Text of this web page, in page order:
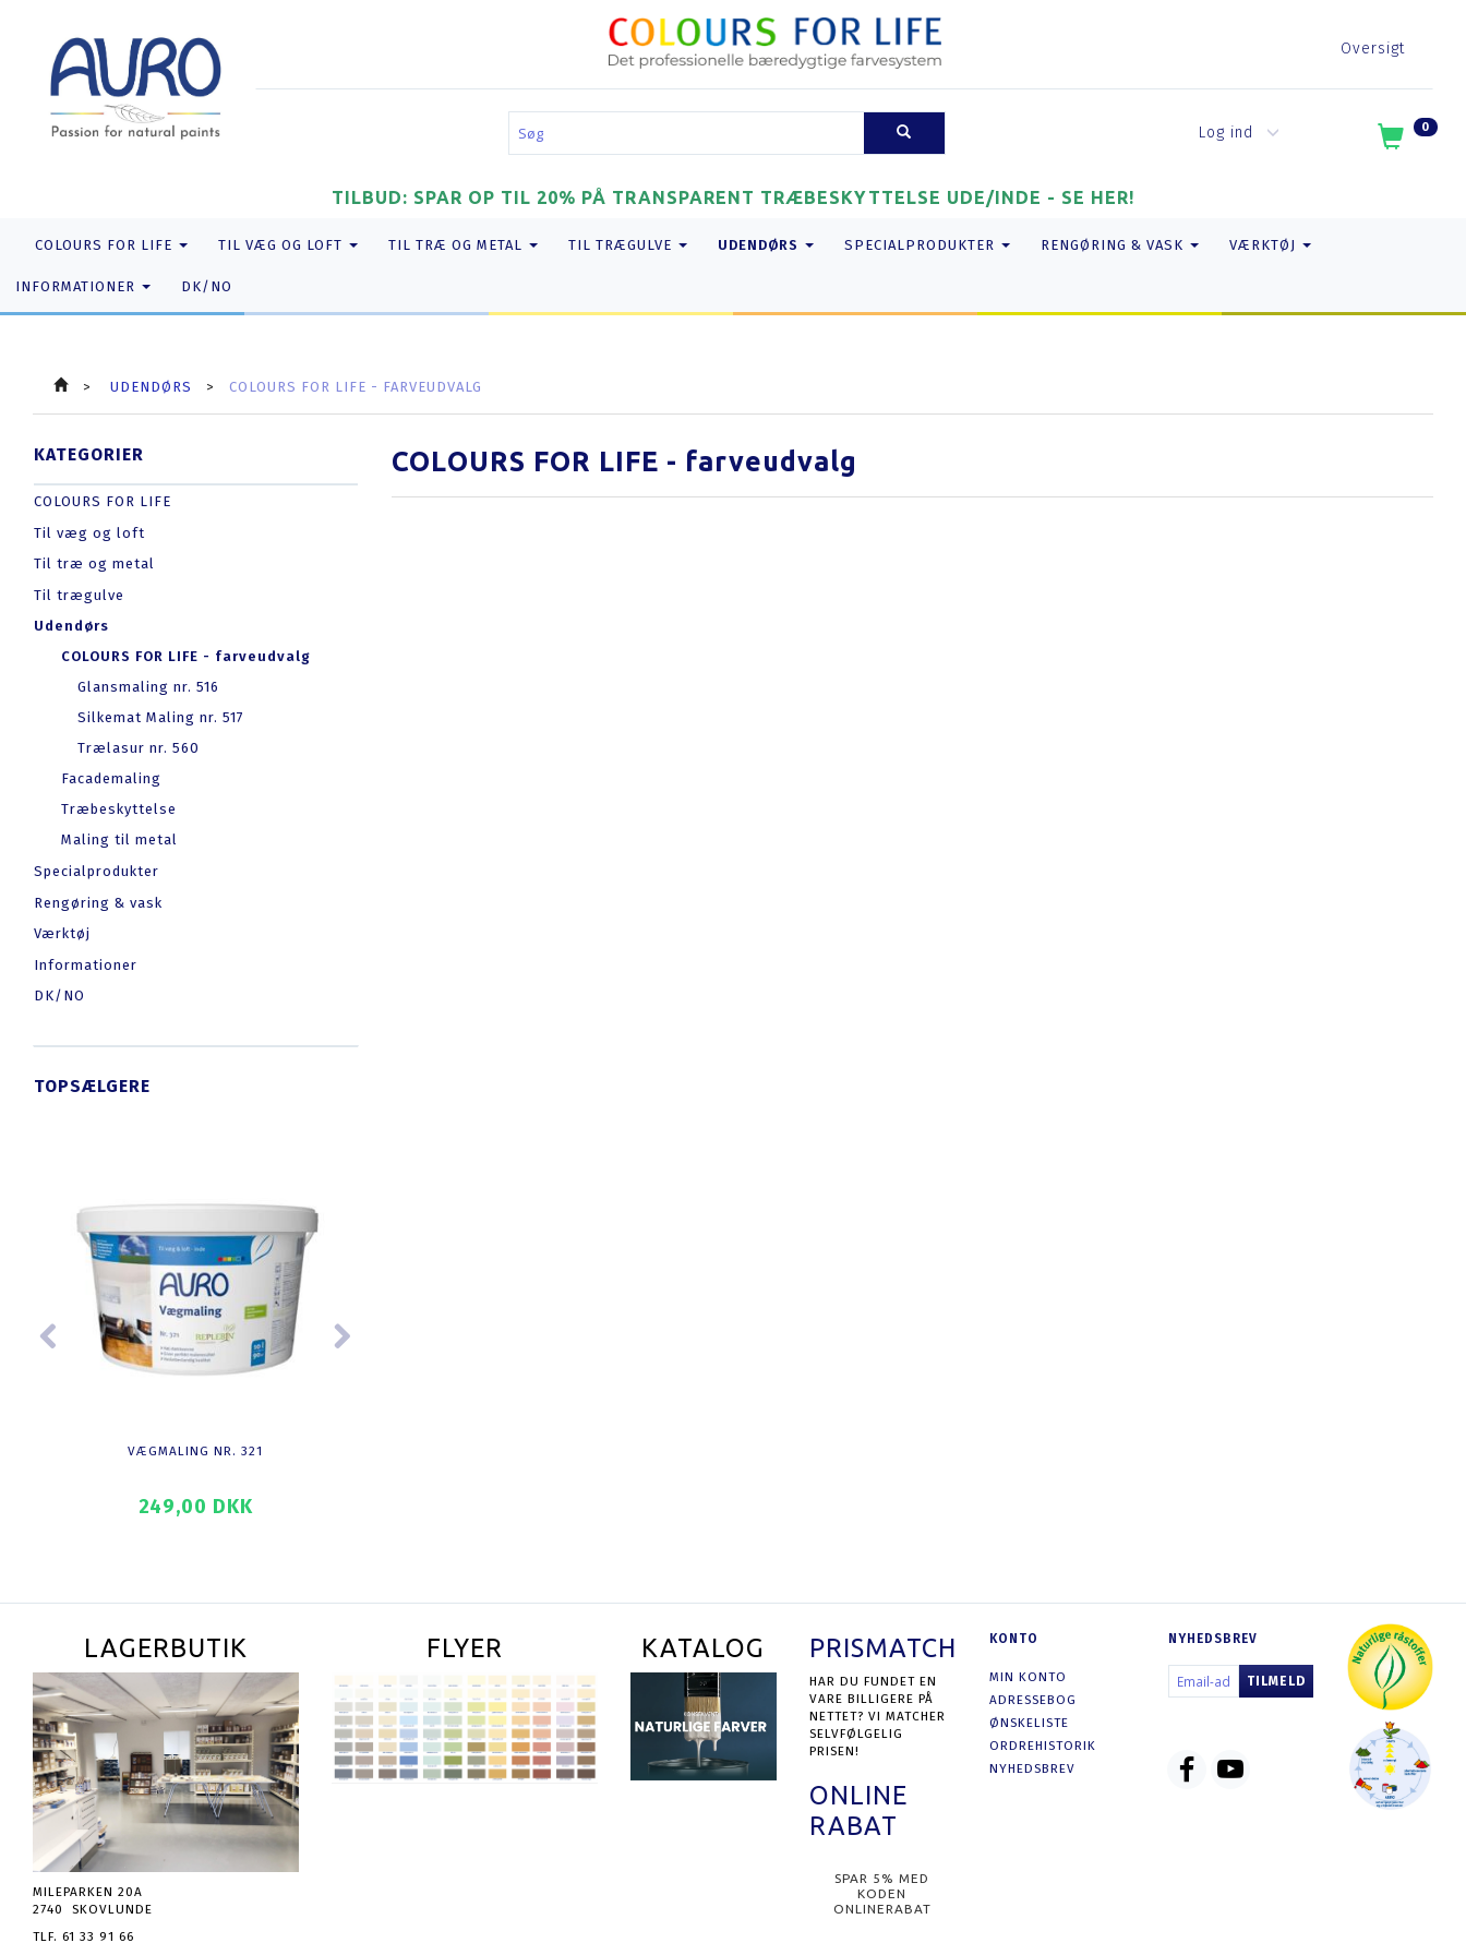
Oversigt
0
Log ind
TILBUD: SPAR OP TIL 20% PÅ TRANSPARENT TRÆBESKYTTELSE UDE/INDE - SE HER!
COLOURS FOR LIFE TIL VÆG OG LOFT TIL TRÆ OG METAL TIL TRÆGULVE UDENDØRS SPECIALPRODUKTER RENGØRING & VASK VÆRKTØJ
INFORMATIONER DK/NO
UDENDØRS COLOURS FOR LIFE - FARVEUDVALG
KATEGORIER
COLOURS FOR LIFE
Til væg og loft
Til træ og metal
Til trægulve
Udendørs
COLOURS FOR LIFE - farveudvalg
Glansmaling nr. 516
Silkemat Maling nr. 517
Trælasur nr. 560
Facademaling
Træbeskyttelse
Maling til metal
Specialprodukter
Rengøring & vask
Værktøj
Informationer
DK/NO
TOPSÆLGERE
VÆGMALING NR. 321
249,00 DKK
COLOURS FOR LIFE - farveudvalg
LAGERBUTIK
MILEPARKEN 20A
2740 SKOVLUNDE
TLF. 61 33 91 66
FLYER KATALOG PRISMATCH
HAR DU FUNDET EN
VARE BILLIGERE PÅ
NETTET? VI MATCHER
SELVFØLGELIG
PRISEN!
ONLINE
RABAT
SPAR 5% MED
KODEN
ONLINERABAT
KONTO
MIN KONTO
ADRESSEBOG
ØNSKELISTE
ORDREHISTORIK
NYHEDSBREV
NYHEDSBREV
EMAIL-
ADRESSE
TILMELD